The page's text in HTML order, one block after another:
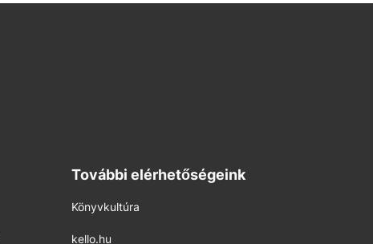
További elérhetőségeink
Könyvkultúra
kello.hu